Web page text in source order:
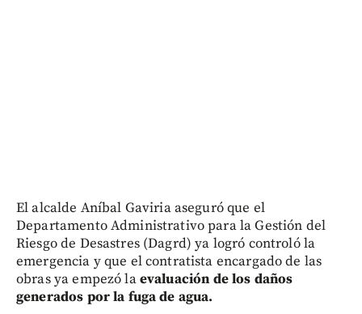
El alcalde Aníbal Gaviria aseguró que el
Departamento Administrativo para la Gestión del
Riesgo de Desastres (Dagrd) ya logró controló la
emergencia y que el contratista encargado de las
obras ya empezó laevaluación de los daños
generados por la fuga de agua.